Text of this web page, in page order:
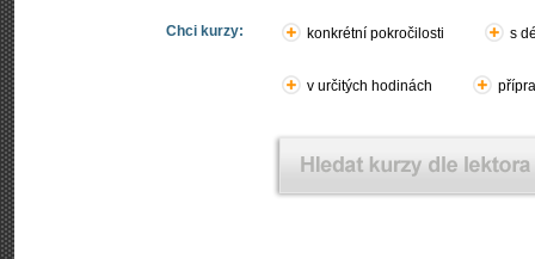
Chci kurzy: konkrétní pokročilosti s
v určitých hodinách